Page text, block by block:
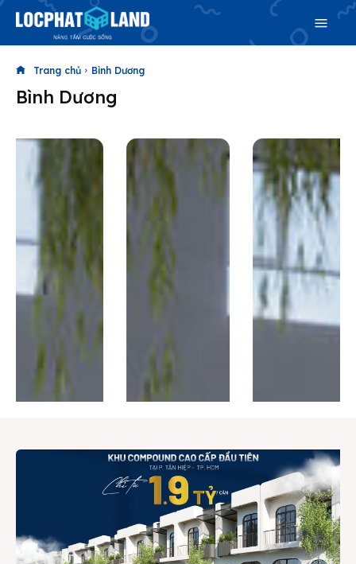
Search
Search
Phiên bản cập nhật V3
& tìm kiếm nhanh chóng hơn
Trang chủ
Dự án
Mua bán
Cho thuê
Thị trường
Search
Trang chủ Bình Dương
Bình Dương